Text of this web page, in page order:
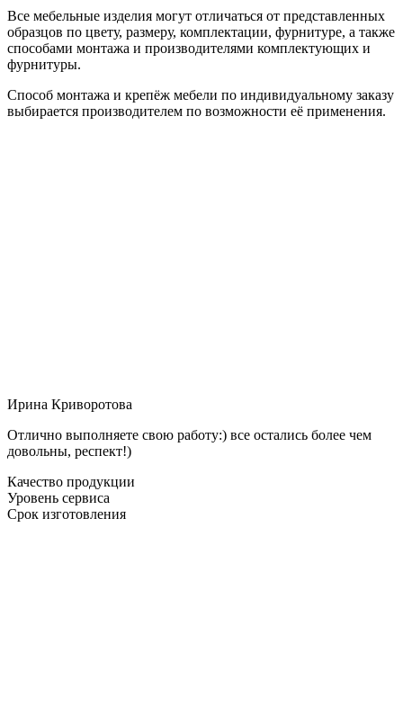
Все мебельные изделия могут отличаться от представленных
образцов по цвету, размеру, комплектации, фурнитуре, а также
способами монтажа и производителями комплектующих и
фурнитуры.
Способ монтажа и крепёж мебели по индивидуальному заказу
выбирается производителем по возможности её применения.
Ирина Криворотова
Отлично выполняете свою работу:) все остались более чем
довольны, респект!)
Качество продукции
Уровень сервиса
Срок изготовления